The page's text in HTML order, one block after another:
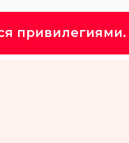
привилегиями.